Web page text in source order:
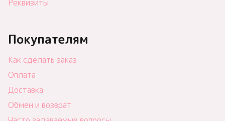
Реквизиты
Покупателям
Как сделать заказ
Оплата
Доставка
Обмен и возврат